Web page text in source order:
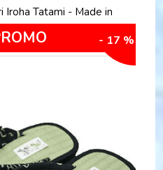
Iroha Tatami - Made in
- 17 %